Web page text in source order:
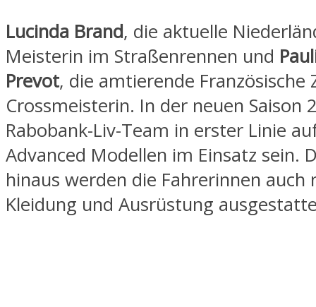
Lucinda Brand, die aktuelle
Meisterin im Straßenrennen und
Prevot, die amtierende Französische
Crossmeisterin. In der neuen Saison
Rabobank-Liv-Team in erster Linie
Advanced Modellen im Einsatz sein.
hinaus werden die Fahrerinnen
Kleidung und Ausrüstung